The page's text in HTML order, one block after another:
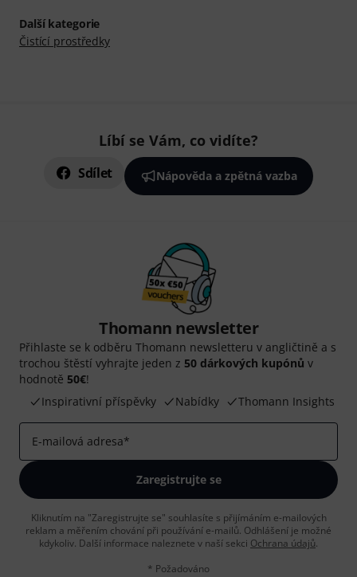
Další kategorie
Čistící prostředky
Líbí se Vám, co vidíte?
Sdílet Nápověda a zpětná vazba
Thomann newsletter
Přihlaste se k odběru Thomann newsletteru v angličtině a s
trochou štěstí vyhrajte jeden z 50 dárkových kupónů v
hodnotě 50€!
Inspirativní příspěvky
Nabídky Thomann Insights
E-mailová adresa*
Zaregistrujte se
Kliknutím na "Zaregistrujte se" souhlasíte s přijímáním e-mailových
reklam a měřením chování při používání e-mailů. Odhlášení je možné
kdykoliv. Další informace naleznete v naší sekci Ochrana údajů.
* Požadováno